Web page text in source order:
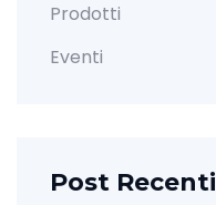
Prodotti
Eventi
Post Recenti